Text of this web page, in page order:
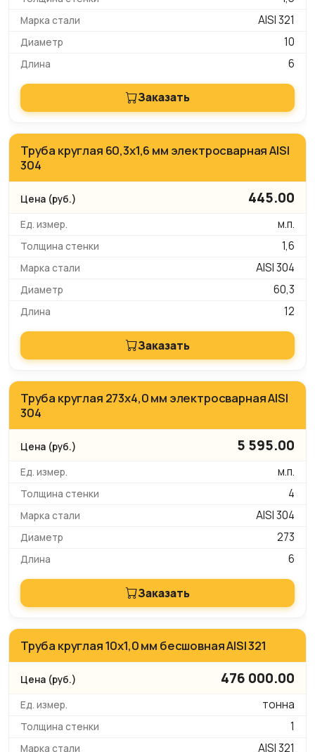
AISI 321
10
6
Заказать
Труба круглая 60,3х1,6 мм электросварная AISI
304
445.00
м.п.
1,6
AISI 304
60,3
12
Заказать
Труба круглая 273х4,0 мм электросварная AISI
304
5 595.00
м.п.
4
AISI 304
273
6
Заказать
Труба круглая 10х1,0 мм бесшовная AISI 321
476 000.00
тонна
1
AISI 321